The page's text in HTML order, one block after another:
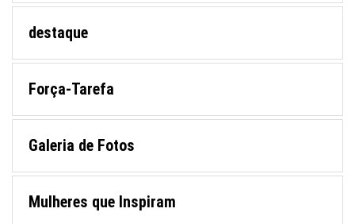
destaque
Força-Tarefa
Galeria de Fotos
Mulheres que Inspiram